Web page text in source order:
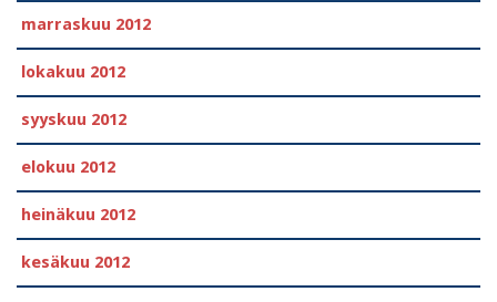
marraskuu 2012
lokakuu 2012
syyskuu 2012
elokuu 2012
heinäkuu 2012
kesäkuu 2012